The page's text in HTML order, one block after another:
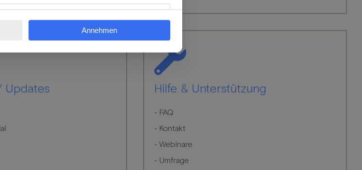
Updates Hilfe & Unterstützung
- FAQ
- Kontakt
- Webinare
- Umfrage